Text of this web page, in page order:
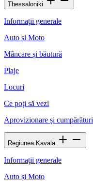
Thessaloniki
Informații generale
Auto și Moto
Mâncare și băutură
Plaje
Locuri
Ce poți să vezi
Aprovizionare și cumpărături
Regiunea Kavala
Informații generale
Auto și Moto